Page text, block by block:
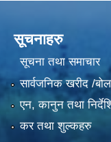
सूचनाहरु
सूचना तथा समाचार
सार्वजनिक खरीद /
एन, कानुन तथा
कर तथा शुल्कहरु